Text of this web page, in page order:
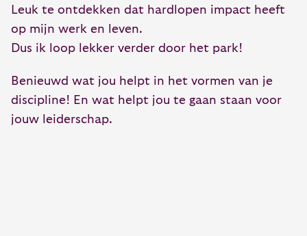
Leuk te ontdekken dat hardlopen impact heeft
op mijn werk en leven.
Dus ik loop lekker verder door het park!
Benieuwd wat jou helpt in het vormen van je
discipline! En wat helpt jou te gaan staan voor
jouw leiderschap.